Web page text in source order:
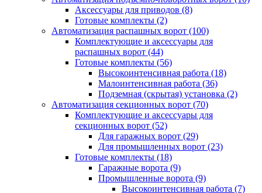
Аксессуары для приводов (8)
Готовые комплекты (2)
Автоматизация распашных ворот (100)
Комплектующие и аксессуары для
распашных ворот (44)
Готовые комплекты (56)
Высокоинтенсивная работа (18)
Малоинтенсивная работа (36)
Подземная (скрытая) установка (2)
Автоматизация секционных ворот (70)
Комплектующие и аксессуары для
секционных ворот (52)
Для гаражных ворот (29)
Для промышленных ворот (23)
Готовые комплекты (18)
Гаражные ворота (9)
Промышленные ворота (9)
Высокоинтенсивная работа (7)